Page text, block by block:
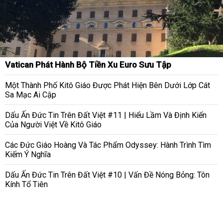
Vatican Phát Hành Bộ Tiền Xu Euro Sưu Tập
Một Thành Phố Kitô Giáo Được Phát Hiện Bên Dưới Lớp Cát
Sa Mạc Ai Cập
Dấu Ấn Đức Tin Trên Đất Việt #11 | Hiểu Lầm Và Định Kiến
Của Người Việt Về Kitô Giáo
Các Đức Giáo Hoàng Và Tác Phẩm Odyssey: Hành Trình Tìm
Kiếm Ý Nghĩa
Dấu Ấn Đức Tin Trên Đất Việt #10 | Vấn Đề Nóng Bỏng: Tôn
Kính Tổ Tiên